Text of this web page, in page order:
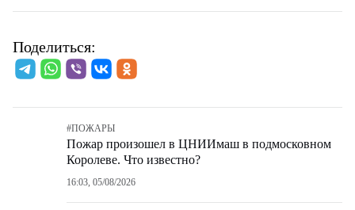
Поделиться:
#ПОЖАРЫ
Пожар произошел в ЦНИИмаш в подмосковном
Королеве. Что известно?
16:03, 05/08/2026